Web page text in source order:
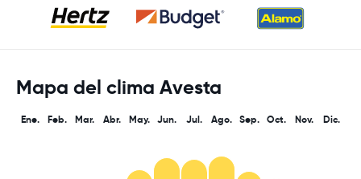
Mapa del clima Avesta
Ene. Feb. Mar. Abr. May. Jun. Jul. Ago. Sep. Oct. Nov. Dic.